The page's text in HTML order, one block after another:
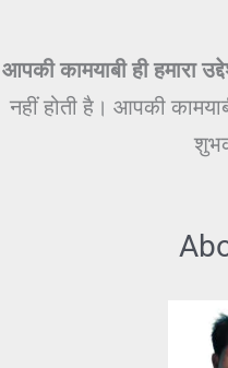
आपकी कामयाबी ही हमारा
नहीं होती है। आपकी